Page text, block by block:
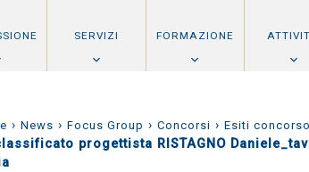
SERVIZI FORMAZIONE
› News › Focus Group › Concorsi › Esiti
progettista RISTAGNO